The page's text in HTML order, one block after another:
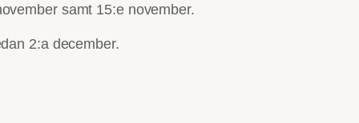
samt 15:e november.
2:a december.